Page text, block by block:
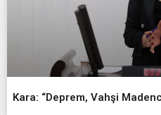
Kara: “Deprem, Vahşi